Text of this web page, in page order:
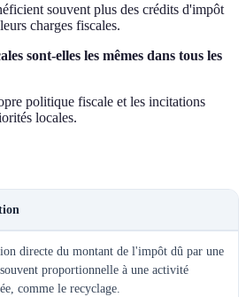
souvent plus des crédits d'impôt
charges fiscales.
sont-elles les mêmes dans tous les
politique fiscale et les incitations
locales.
directe du montant de l'impôt dû par une
proportionnelle à une activité
comme le recyclage.